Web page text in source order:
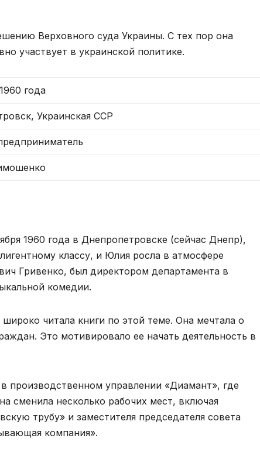
Верховного суда Украины. С тех пор она
участвует в украинской политике.
года
Украинская ССР
1960 года в Днепропетровске (сейчас Днепр),
классу, и Юлия росла в атмосфере
Гривенко, был директором департамента в
комедии.
читала книги по этой теме. Она мечтала о
Это мотивировало ее начать деятельность в
производственном управлении «Диамант», где
сменила несколько рабочих мест, включая
трубу» и заместителя председателя совета
компания».